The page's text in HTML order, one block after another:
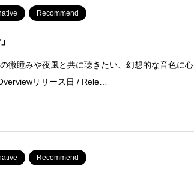
Recommend
微睡みや夜風と共に聴きたい、幻想的な音色に心
リリース日 / Rele…
Recommend